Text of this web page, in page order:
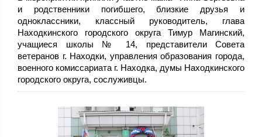
и родственники погибшего, близкие друзья и
одноклассники, классный руководитель, глава
Находкинского городского округа Тимур Магинский,
учащиеся школы № 14, представители Совета
ветеранов г. Находки, управления образования города,
военного комиссариата г. Находка, думы Находкинского
городского округа, сослуживцы.